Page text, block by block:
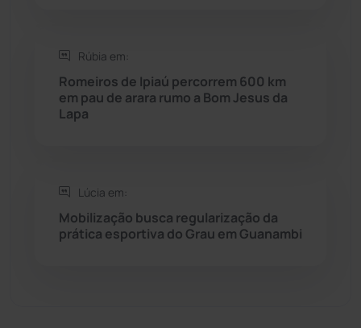
Sítio do Mato
Sudoeste Baiano (1530)
Tanque Novo
Tecnologia (12)
Rúbia em:
Romeiros de Ipiaú percorrem 600 km
em pau de arara rumo a Bom Jesus da
Lapa
Lúcia em:
Mobilização busca regularização da
prática esportiva do Grau em Guanambi